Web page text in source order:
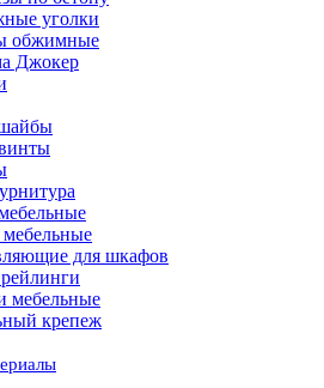
уголки
обжимные
Джокер
для шкафов
мебельные
крепеж